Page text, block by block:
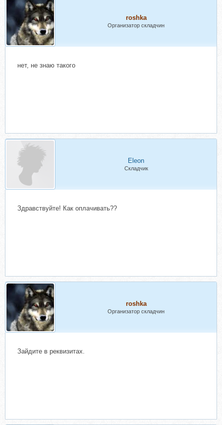
roshka
Организатор складчин
нет, не знаю такого
Eleon
Складчик
Здравствуйте! Как оплачивать??
roshka
Организатор складчин
Зайдите в реквизитах.